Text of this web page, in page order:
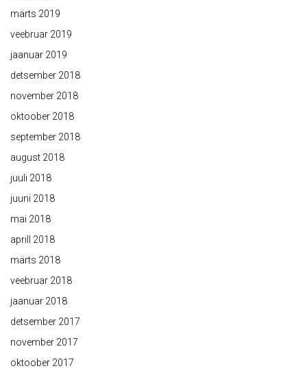
märts 2019
veebruar 2019
jaanuar 2019
detsember 2018
november 2018
oktoober 2018
september 2018
august 2018
juuli 2018
juuni 2018
mai 2018
aprill 2018
märts 2018
veebruar 2018
jaanuar 2018
detsember 2017
november 2017
oktoober 2017